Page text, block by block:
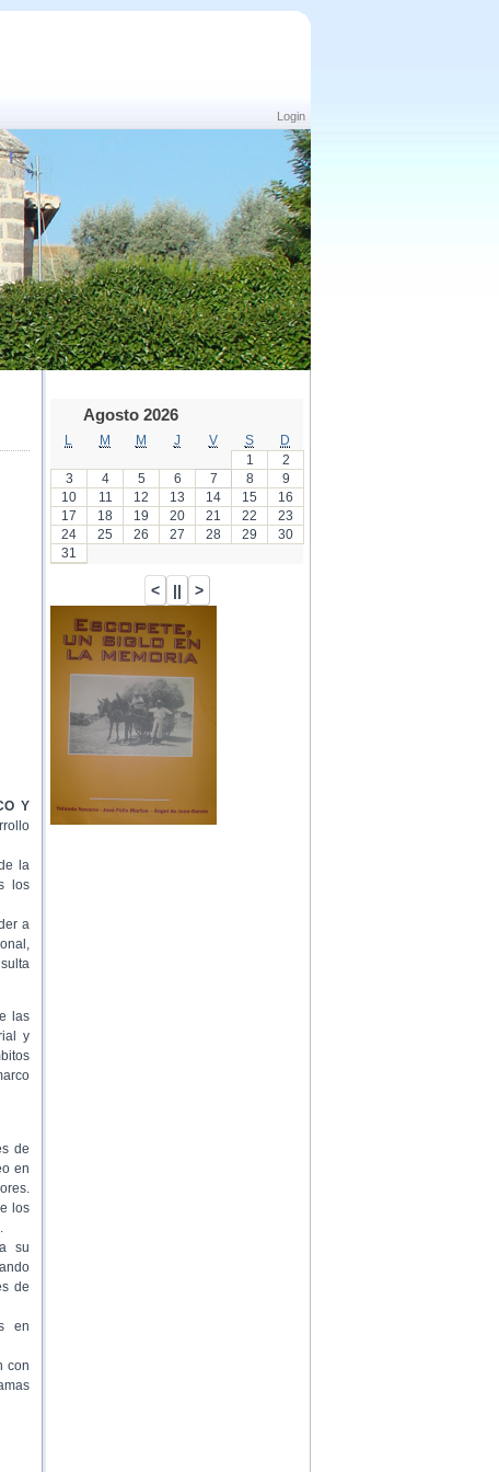
Login
Y
la
los
a
las
y
de
en
los
su
de
en
con
Agosto 2026
M M J V S
D
1
2
3
4 5 6 7 8
9
10
11 12 13 14 15
16
17
18 19 20 21 22
23
24
25 26 27 28 29
30
31